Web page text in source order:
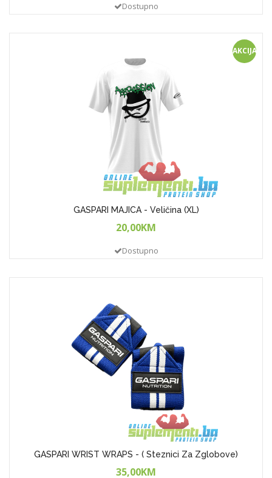
Dostupno
AKCIJA!
GASPARI MAJICA - Veličina (XL)
20,00KM
Dostupno
GASPARI WRIST WRAPS - ( Steznici Za Zglobove)
35,00KM